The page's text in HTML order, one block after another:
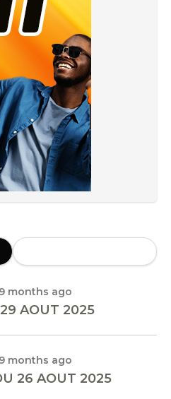
9 months ago
AOUT 2025
9 months ago
26 AOUT 2025